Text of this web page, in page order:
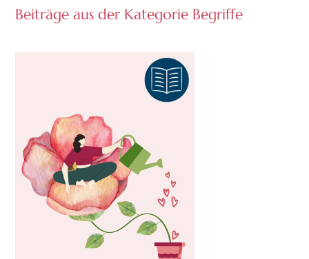
Beiträge aus der Kategorie Begriffe